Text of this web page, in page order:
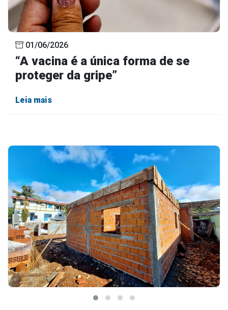
01/06/2026
“A vacina é a única forma de se
proteger da gripe”
Leia mais